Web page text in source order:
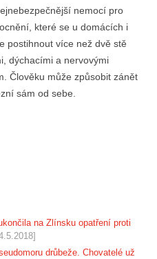
nemocí pro
které se u domácích i
postihnout více než dvě stě
dýchacími a nervovými
Člověku může způsobit zánět
sám od sebe.
na Zlínsku opatření proti
drůbeže. Chovatelé už